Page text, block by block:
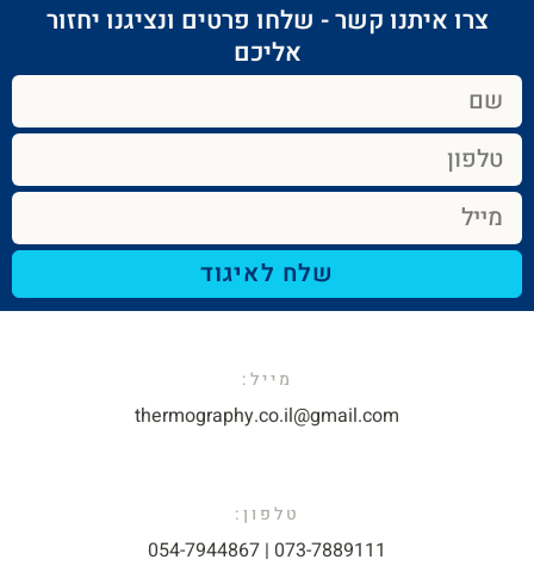
צרו איתנו קשר - שלחו פרטים ונציגנו יחזור
אליכם​
שלח לאיגוד
מייל:​
thermography.co.il@gmail.com​
טלפון:
073-7889111 | 054-7944867​